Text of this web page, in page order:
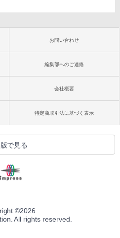
お問い合わせ
編集部へのご連絡
会社概要
特定商取引法に基づく表示
で見る
©2026
All rights reserved.